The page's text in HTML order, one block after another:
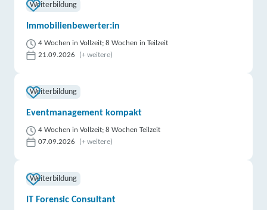
Weiterbildung
Immobilienbewerter:in
4 Wochen in Vollzeit; 8 Wochen in Teilzeit
21.09.2026
(+ weitere)
Weiterbildung
Eventmanagement kompakt
4 Wochen in Vollzeit; 8 Wochen Teilzeit
07.09.2026
(+ weitere)
Weiterbildung
IT Forensic Consultant